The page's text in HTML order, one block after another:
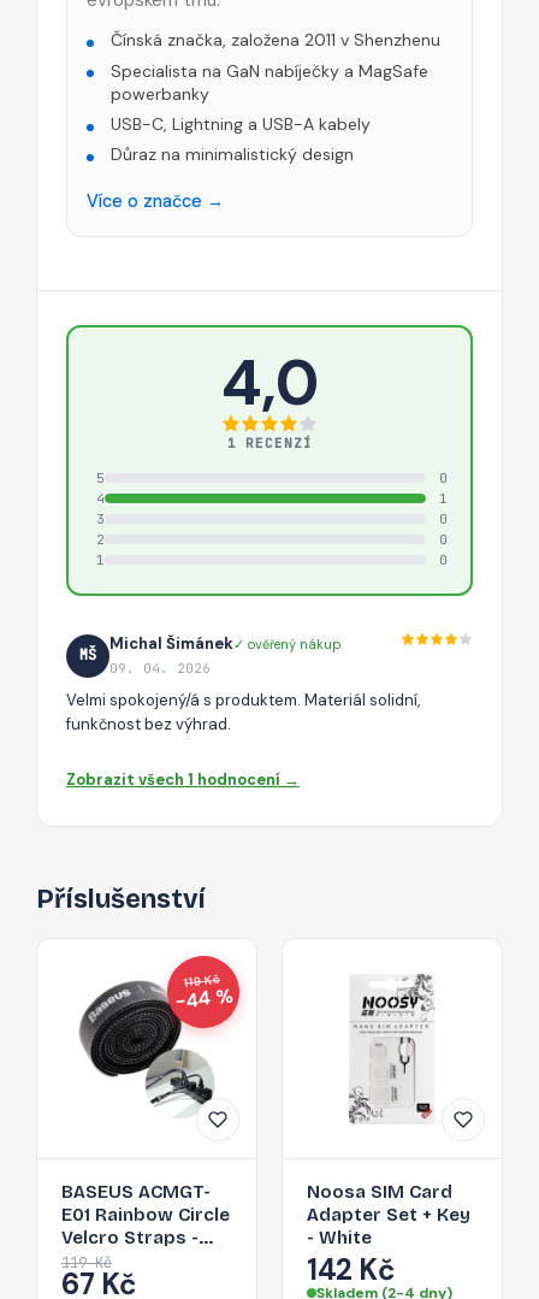
Čínská značka, založena 2011 v Shenzhenu
Specialista na GaN nabíječky a MagSafe
powerbanky
USB-C, Lightning a USB-A kabely
Důraz na minimalistický design
Více o značce →
4,0
1 RECENZÍ
5
0
4
1
3
0
2
0
1
0
MŠ
Michal Šimánek✓ ověřený nákup
09. 04. 2026
Velmi spokojený/á s produktem. Materiál solidní,
funkčnost bez výhrad.
Zobrazit všech 1 hodnocení →
Příslušenství
119 Kč
−44 %
BASEUS ACMGT-
E01 Rainbow Circle
Velcro Straps -
páska na suchý zip
pro organizaci
119 Kč
67 Kč
Noosa SIM Card
Adapter Set + Key
- White
142 Kč
Skladem (2-4 dny)